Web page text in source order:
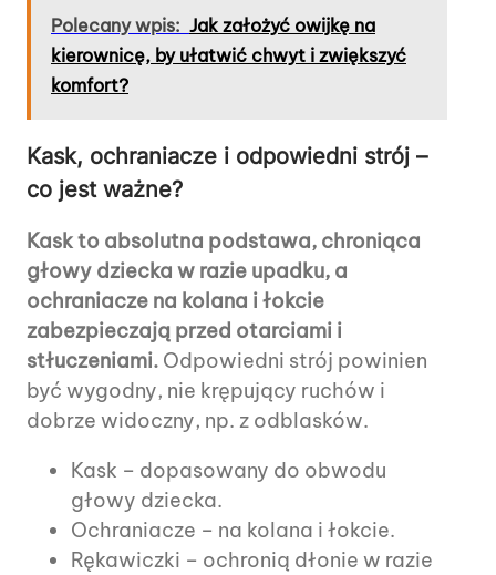
Polecany wpis: Jak założyć owijkę na
kierownicę, by ułatwić chwyt i zwiększyć
komfort?
Kask, ochraniacze i odpowiedni strój –
co jest ważne?
Kask to absolutna podstawa, chroniąca
głowy dziecka w razie upadku, a
ochraniacze na kolana i łokcie
zabezpieczają przed otarciami i
stłuczeniami. Odpowiedni strój powinien
być wygodny, nie krępujący ruchów i
dobrze widoczny, np. z odblasków.
Kask – dopasowany do obwodu
głowy dziecka.
Ochraniacze – na kolana i łokcie.
Rękawiczki – ochronią dłonie w razie